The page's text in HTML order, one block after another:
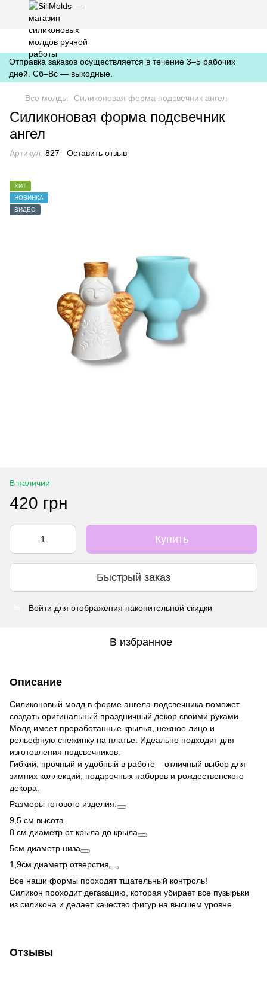
https://silimolds.com.ua//.well-known/apple-developer-merchantid-
domain-association
Отправка заказов осуществляется в течение 3–5 рабочих
дней. Сб–Вс — выходные.
Все молды Силиконовая форма подсвечник ангел
Силиконовая форма подсвечник
ангел
Артикул: 827 Оставить отзыв
ХИТ
НОВИНКА
ВИДЕО
В наличии
420 грн
Купить
Быстрый заказ
Войти для отображения накопительной скидки
В избранное
Описание
Силиконовый молд в форме ангела-подсвечника поможет
создать оригинальный праздничный декор своими руками.
Молд имеет проработанные крылья, нежное лицо и
рельефную снежинку на платье. Идеально подходит для
изготовления подсвечников.
Гибкий, прочный и удобный в работе – отличный выбор для
зимних коллекций, подарочных наборов и рождественского
декора.
Размеры готового изделия:
9,5 см высота
8 см диаметр от крыла до крыла
5см диаметр низа
1,9см диаметр отверстия
Все наши формы проходят тщательный контроль!
Силикон проходит дегазацию, которая убирает все пузырьки
из силикона и делает качество фигур на высшем уровне.
Отзывы